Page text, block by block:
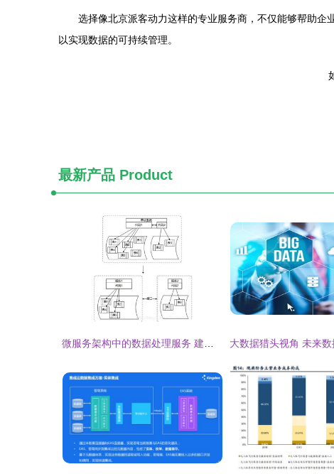
选择像北京派客动力这样的专业服务商，不仅能够帮助企
以实现数据的可持续管理。
最新产品 Product